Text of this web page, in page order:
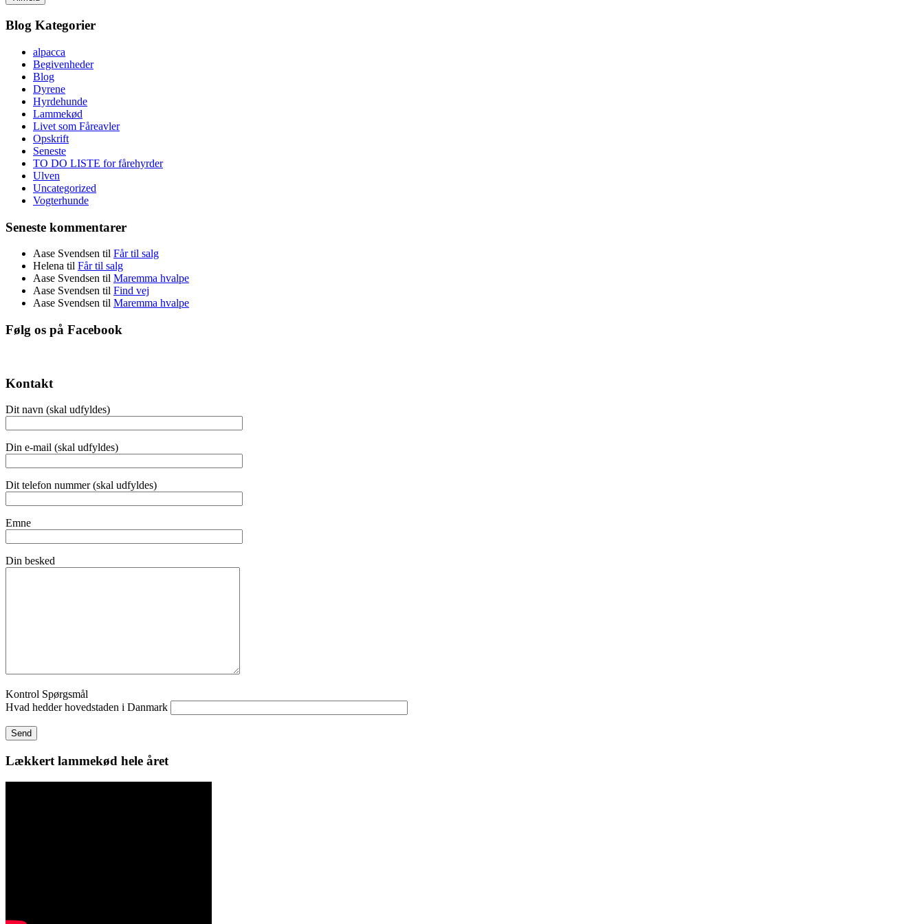
Blog Kategorier
alpacca
Begivenheder
Blog
Dyrene
Hyrdehunde
Lammekød
Livet som Fåreavler
Opskrift
Seneste
TO DO LISTE for fårehyrder
Ulven
Uncategorized
Vogterhunde
Seneste kommentarer
Aase Svendsen til Får til salg
Helena til Får til salg
Aase Svendsen til Maremma hvalpe
Aase Svendsen til Find vej
Aase Svendsen til Maremma hvalpe
Følg os på Facebook
Kontakt
Dit navn (skal udfyldes)
Din e-mail (skal udfyldes)
Dit telefon nummer (skal udfyldes)
Emne
Din besked
Kontrol Spørgsmål
Hvad hedder hovedstaden i Danmark
Lækkert lammekød hele året